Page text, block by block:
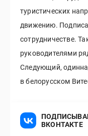
туристических
движению.
сотрудничестве.
руководителями
Следующий,
в белорусском
ВКОНТАКТЕ